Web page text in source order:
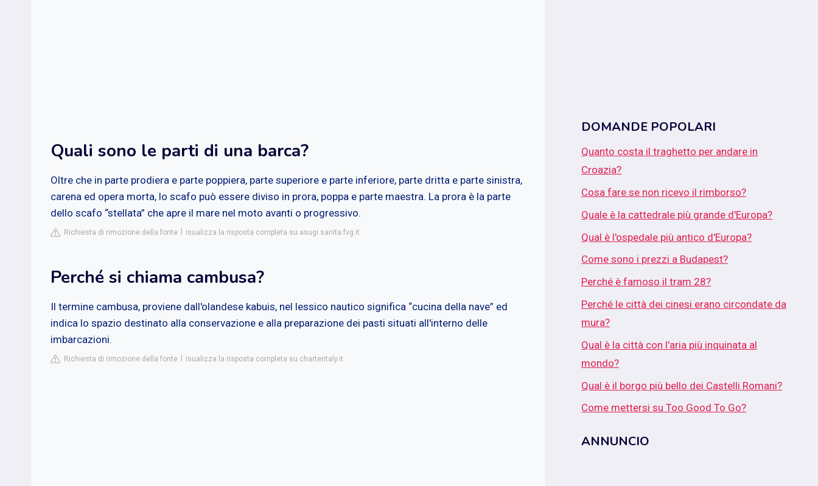
Quali sono le parti di una barca?
Oltre che in parte prodiera e parte poppiera, parte superiore e parte inferiore, parte dritta e parte sinistra,
carena ed opera morta, lo scafo può essere diviso in prora, poppa e parte maestra. La prora è la parte
dello scafo “stellata” che apre il mare nel moto avanti o progressivo.
Richiesta di rimozione della fonte isualizza la risposta completa su asugi.sanita.fvg.it
Perché si chiama cambusa?
Il termine cambusa, proviene dall'olandese kabuis, nel lessico nautico significa “cucina della nave” ed
indica lo spazio destinato alla conservazione e alla preparazione dei pasti situati all'interno delle
imbarcazioni.
Richiesta di rimozione della fonte isualizza la risposta completa su charteritaly.it
DOMANDE POPOLARI
Quanto costa il traghetto per andare in
Croazia?
Cosa fare se non ricevo il rimborso?
Quale è la cattedrale più grande d'Europa?
Qual è l'ospedale più antico d'Europa?
Come sono i prezzi a Budapest?
Perché è famoso il tram 28?
Perché le città dei cinesi erano circondate da
mura?
Qual è la città con l'aria più inquinata al
mondo?
Qual è il borgo più bello dei Castelli Romani?
Come mettersi su Too Good To Go?
ANNUNCIO